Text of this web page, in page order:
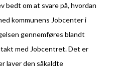
bedt om at svare på, hvordan
kommunens Jobcenter i
gennemføres blandt
med Jobcentret. Det er
laver den såkaldte